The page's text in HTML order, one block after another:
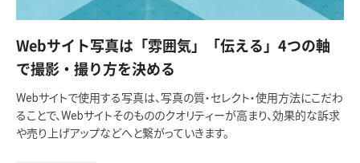
Webサイト写真は「雰囲気」「伝える」4つの軸
で撮影・撮り方を決める
Webサイトで使用する写真は、写真の質・セレクト・使用方法にこだわ
ることで、Webサイトそのもののクオリティーが高まり、効果的な訴求
や売り上げアップなどへと繋がっていきます。